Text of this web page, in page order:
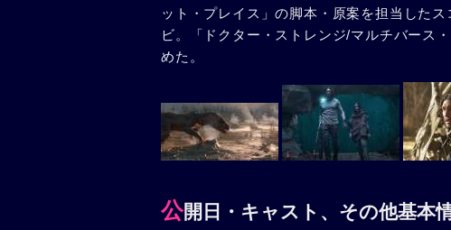
ット・プレイス」の脚本・原案を担当した
ビ。「ドクター・ストレンジ/マルチバース
めた。
公開日・キャスト、その他基本